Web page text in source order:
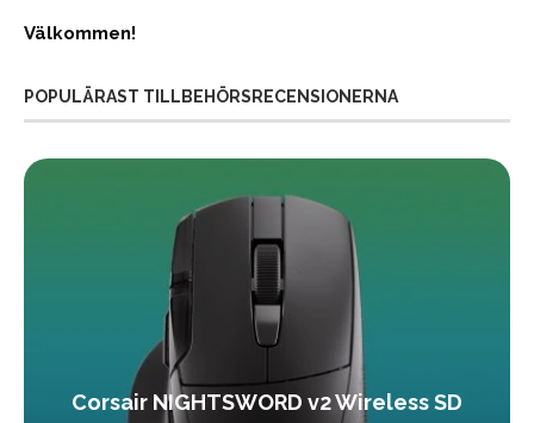
Välkommen!
POPULÄRAST TILLBEHÖRSRECENSIONERNA
Corsair NIGHTSWORD v2 Wireless SD